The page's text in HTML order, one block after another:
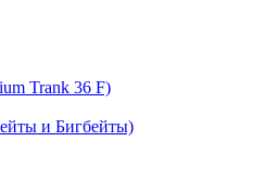
Trank 36 F)
и Бигбейты)